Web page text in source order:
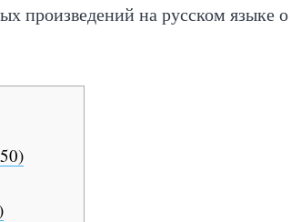
произведений на русском языке